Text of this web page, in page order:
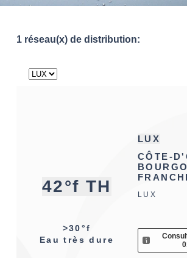
1 réseau(x) de distribution:
42°f TH
>30°f
Eau très dure
LUX
CÔTE-
LUX